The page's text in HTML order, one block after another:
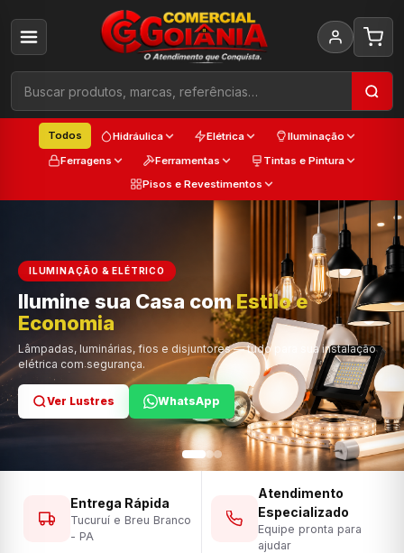
Todos Hidráulica Elétrica
Iluminação
Ferragens
Ferramentas
Tintas e Pintura
Pisos e Revestimentos
ILUMINAÇÃO & ELÉTRICO
Ilumine sua Casa comEstilo e
Economia
Lâmpadas, luminárias, fios e disjuntores — tudo para sua instalação
elétrica com segurança.
Ver Lustres WhatsApp
Cada
Trabalho
Ver Ferramentas WhatsApp
Cor e Qualidade
Ver Tintas WhatsApp
Entrega Rápida
Tucuruí e Breu Branco
- PA
Atendimento
Especializado
Equipe pronta para
ajudar